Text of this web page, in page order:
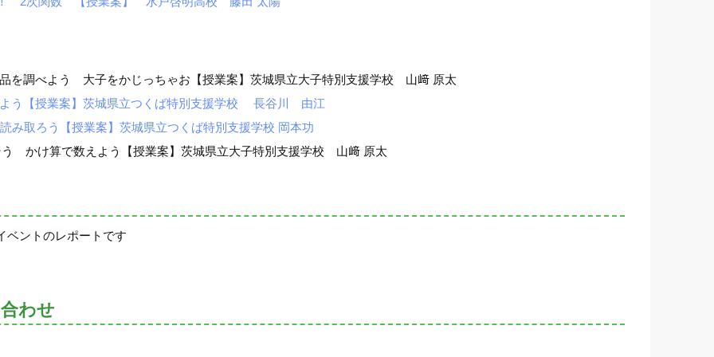
調べよう 大子をかじっちゃお【授業案】茨城県立大子特別支援学校 山﨑 原太
う【授業案】茨城県立つくば特別支援学校 長谷川 由江
み取ろう【授業案】茨城県立つくば特別支援学校 岡本功
かけ算で数えよう【授業案】茨城県立大子特別支援学校 山﨑 原太
ベントのレポートです
わせ